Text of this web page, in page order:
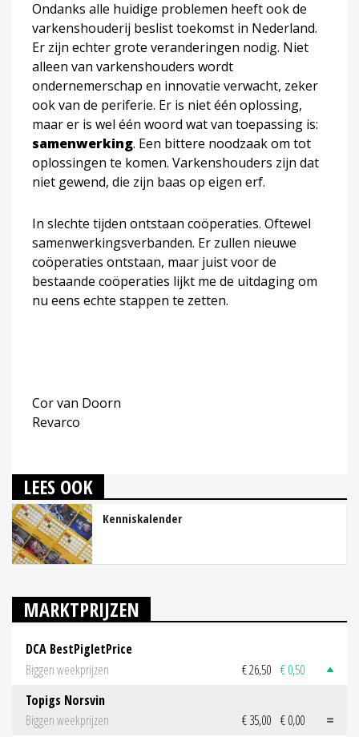
Ondanks alle huidige problemen heeft ook de
varkenshouderij beslist toekomst in Nederland.
Er zijn echter grote veranderingen nodig. Niet
alleen van varkenshouders wordt
ondernemerschap en innovatie verwacht, zeker
ook van de periferie. Er is niet één oplossing,
maar er is wel één woord wat van toepassing is:
samenwerking. Een bittere noodzaak om tot
oplossingen te komen. Varkenshouders zijn dat
niet gewend, die zijn baas op eigen erf.
In slechte tijden ontstaan coöperaties. Oftewel
samenwerkingsverbanden. Er zullen nieuwe
coöperaties ontstaan, maar juist voor de
bestaande coöperaties lijkt me de uitdaging om
nu eens echte stappen te zetten.
Cor van Doorn
Revarco
LEES OOK
Kenniskalender
MARKTPRIJZEN
DCA BestPigletPrice
Biggen weekprijzen
€ 26,50 € 0,50
Topigs Norsvin
Biggen weekprijzen
€ 35,00 € 0,00